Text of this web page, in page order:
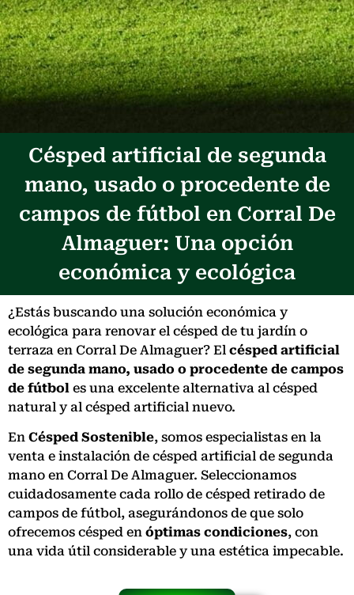
Césped artificial de segunda
mano, usado o procedente de
campos de fútbol en Corral De
Almaguer: Una opción
económica y ecológica
¿Estás buscando una solución económica y
ecológica para renovar el césped de tu jardín o
terraza en Corral De Almaguer? El césped artificial
de segunda mano, usado o procedente de campos
de fútbol es una excelente alternativa al césped
natural y al césped artificial nuevo.
En Césped Sostenible, somos especialistas en la
venta e instalación de césped artificial de segunda
mano en Corral De Almaguer. Seleccionamos
cuidadosamente cada rollo de césped retirado de
campos de fútbol, asegurándonos de que solo
ofrecemos césped en óptimas condiciones, con
una vida útil considerable y una estética impecable.